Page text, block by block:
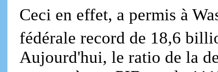
Ceci en effet, a permis à
fédérale record de 18,6
Aujourd'hui, le ratio de la